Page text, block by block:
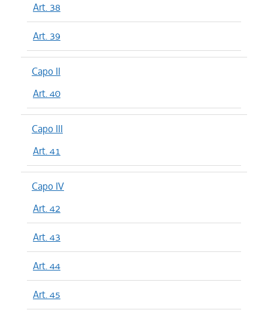
Art. 38
Art. 39
Capo II
Art. 40
Capo III
Art. 41
Capo IV
Art. 42
Art. 43
Art. 44
Art. 45